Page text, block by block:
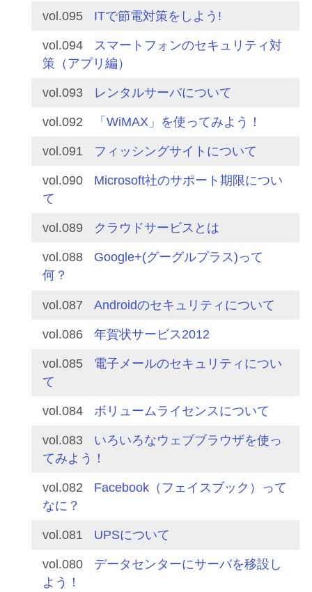
vol.095 ITで節電対策をしよう!
vol.094
スマートフォンのセキュリティ対
策（アプリ編）
vol.093 レンタルサーバについて
vol.092 「WiMAX」を使ってみよう！
vol.091 フィッシングサイトについて
vol.090
Microsoft社のサポート期限につい
て
vol.089 クラウドサービスとは
vol.088
Google+(グーグルプラス)って
何？
vol.087 Androidのセキュリティについて
vol.086 年賀状サービス2012
vol.085
電子メールのセキュリティについ
て
vol.084 ボリュームライセンスについて
vol.083
いろいろなウェブブラウザを使っ
てみよう！
vol.082
Facebook（フェイスブック）って
なに？
vol.081 UPSについて
vol.080
データセンターにサーバを移設し
よう！